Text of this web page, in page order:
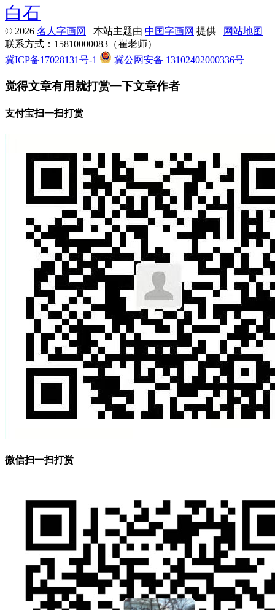
白石
© 2026 名人字画网 本站主题由 中国字画网 提供
网站地图
联系方式：15810000083（崔老师）
冀ICP备17028131号-1
冀公网安备 13102402000336号
觉得文章有用就打赏一下文章作者
支付宝扫一扫打赏
微信扫一扫打赏